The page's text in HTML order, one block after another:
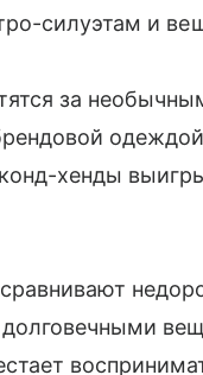
силуэтам и
за
хенды